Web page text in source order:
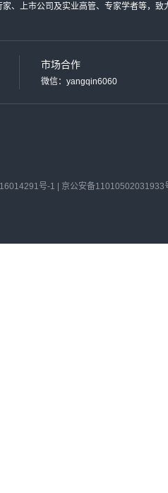
、上市公司及实业高管、专家学者等，
市场合作
微信：yangqin6060
号-1 | 京公安备11010502031933